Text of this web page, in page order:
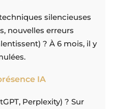
silencieuses
nouvelles erreurs
? À 6 mois, il y
IA
Perplexity) ? Sur